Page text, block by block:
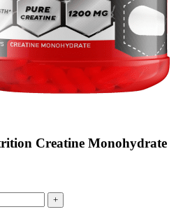
Creatine Monohydrate
+